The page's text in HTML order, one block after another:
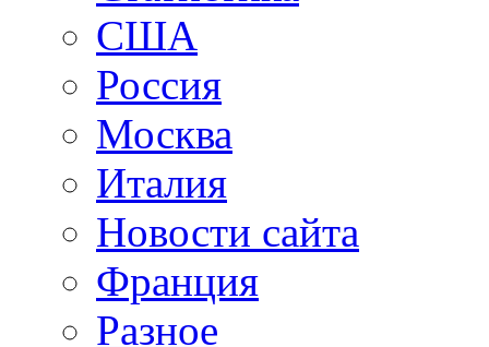
США
Россия
Москва
Италия
Новости сайта
Франция
Разное